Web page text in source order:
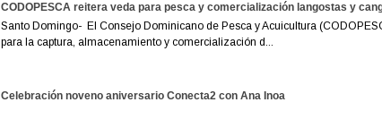
CODOPESCA reitera veda para pesca y comercialización langostas y
Santo Domingo- El Consejo Dominicano de Pesca y Acuicultura
para la captura, almacenamiento y comercialización d...
Celebración noveno aniversario Conecta2 con Ana Inoa